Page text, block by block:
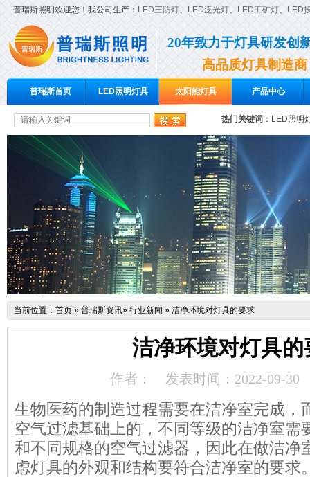
普瑞斯照明欢迎您！我公司生产： LED三防灯、 LED泛光灯、 LED工矿灯、 LED
20年致力于灯具研发创
高品质灯具制造商
普瑞斯首页 LED照明灯具 太阳能灯具 产品中心
热门关键词 ： LED照明
当前位置： 首页 » 普瑞斯资讯» 行业新闻 » 洁净环境对灯具的要求
洁净环境对灯具的
作者： 发表时间：2022-09-30
生物医药的制造过程需要在洁净室完成，
空气过滤基础上的，不同等级的洁净室需
和不同规格的空气过滤器，因此在做洁净
虑灯具的外观和结构要符合洁净室的要求